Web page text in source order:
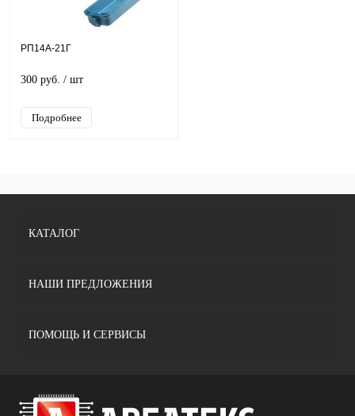
РП14А-21Г
300 руб. / шт
Подробнее
КАТАЛОГ
НАШИ ПРЕДЛОЖЕНИЯ
ПОМОЩЬ И СЕРВИСЫ